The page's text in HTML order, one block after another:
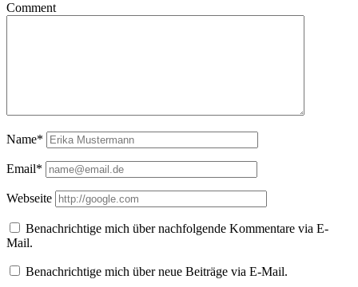
Comment
Name*
Email*
Webseite
Benachrichtige mich über nachfolgende Kommentare via E-
Mail.
Benachrichtige mich über neue Beiträge via E-Mail.